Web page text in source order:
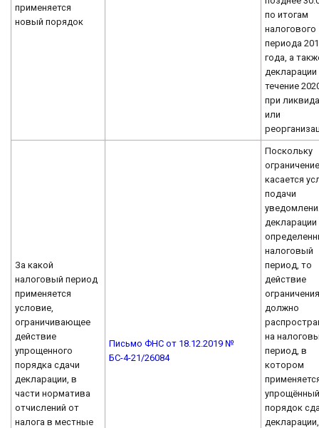
применяется
новый порядок
по итогам
налогового
периода
года, а
декларации
течение
при
или
За какой
налоговый период
применяется
условие,
ограничивающее
действие
упрощенного
порядка сдачи
декларации, в
части норматива
отчислений от
налога в местные
Письмо ФНС от 18.12.2019 №
БС-4-21/26084
Поскольку
касается
подачи
декларации
налоговый
период, то
действие
должно
на
период, в
котором
порядок